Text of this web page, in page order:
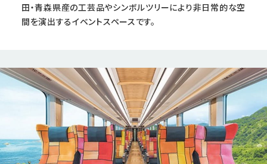
田・青森県産の工芸品やシンボルツリーにより非日常的な空
間を演出するイベントスペースです。